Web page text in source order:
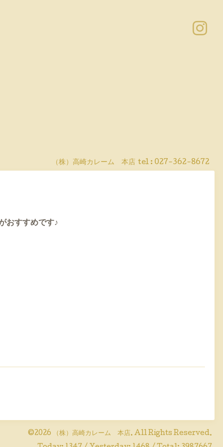
（株）高崎カレーム 本店 tel : 027-362-8672
おすすめです♪
©2026 （株）高崎カレーム 本店. All Rights Reserved.